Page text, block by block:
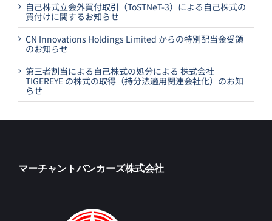
自己株式立会外買付取引（ToSTNeT-3）による自己株式の
買付けに関するお知らせ
CN Innovations Holdings Limited からの特別配当金受領
のお知らせ
第三者割当による自己株式の処分による 株式会社
TIGEREYE の株式の取得（持分法適用関連会社化）のお知
らせ
マーチャントバンカーズ株式会社